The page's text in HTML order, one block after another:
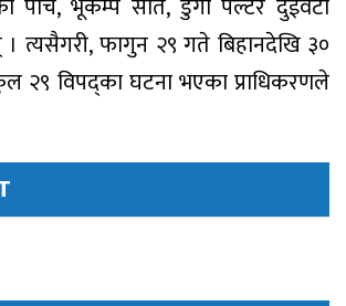
पाँच, भूकम्प सात, डुंगा पल्टेर दुईवटा
त्यसैगरी, फागुन २९ गते बिहानदेखि ३०
२९ विपद्का घटना भएका प्राधिकरणले